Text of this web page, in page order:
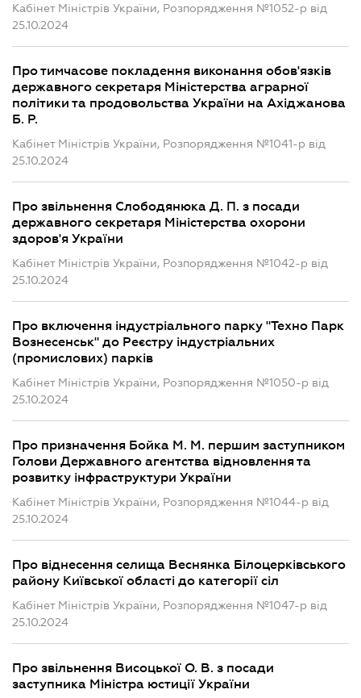
Кабінет Міністрів України, Розпорядження №1052-р від
25.10.2024
Про тимчасове покладення виконання обов'язків
державного секретаря Міністерства аграрної
політики та продовольства України на Ахіджанова
Б. Р.
Кабінет Міністрів України, Розпорядження №1041-р від
25.10.2024
Про звільнення Слободянюка Д. П. з посади
державного секретаря Міністерства охорони
здоров'я України
Кабінет Міністрів України, Розпорядження №1042-р від
25.10.2024
Про включення індустріального парку "Техно Парк
Вознесенськ" до Реєстру індустріальних
(промислових) парків
Кабінет Міністрів України, Розпорядження №1050-р від
25.10.2024
Про призначення Бойка М. М. першим заступником
Голови Державного агентства відновлення та
розвитку інфраструктури України
Кабінет Міністрів України, Розпорядження №1044-р від
25.10.2024
Про віднесення селища Веснянка Білоцерківського
району Київської області до категорії сіл
Кабінет Міністрів України, Розпорядження №1047-р від
25.10.2024
Про звільнення Висоцької О. В. з посади
заступника Міністра юстиції України